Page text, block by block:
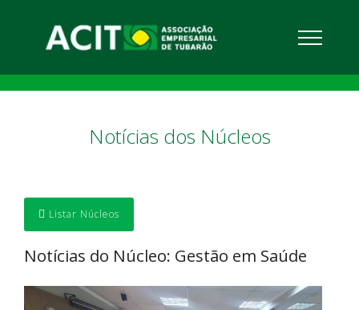
Notícias dos Núcleos
Listar Núcleos
Notícias do Núcleo: Gestão em Saúde